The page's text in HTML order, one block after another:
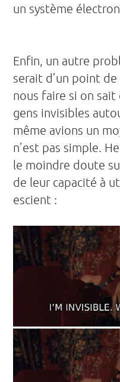
un système
Enfin, un autre
serait d’un point
nous faire si on sait
gens invisibles
même avions un
n’est pas simple.
le moindre doute
de leur capacité à
escient :